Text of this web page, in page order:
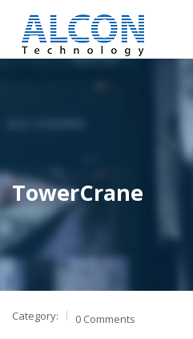
產品及服務
工程個案
聯絡我們
TowerCrane
Category: 0 Comments